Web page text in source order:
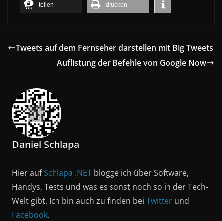
teilen drucken
Tweets auf dem Fernseher darstellen mit Big Tweets
Auflistung der Befehle von Google Now
Daniel Schlapa
Hier aufSchlapa .NET blogge ich über Software,
Handys, Tests und was es sonst noch so in der Tech-
Welt gibt. Ich bin auch zu finden beiTwitter und
Facebook.